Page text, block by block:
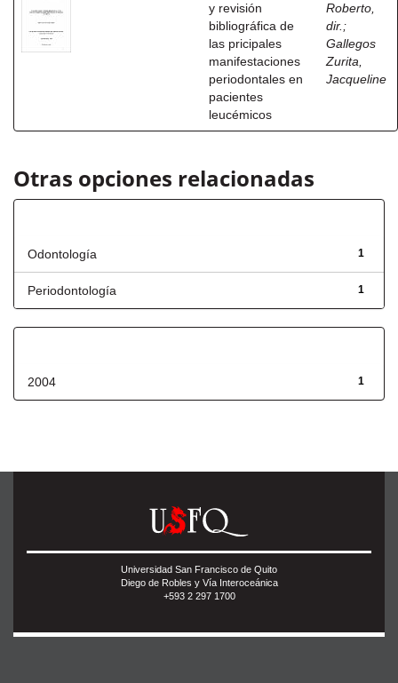
y revisión
bibliográfica de
las pricipales
manifestaciones
periodontales en
pacientes
leucémicos
Roberto,
dir. ;
Gallegos
Zurita,
Jacqueline
Otras opciones relacionadas
1
Odontología
1
Periodontología
1
2004
Universidad San Francisco de Quito
Diego de Robles y Vía Interoceánica
+593 2 297 1700